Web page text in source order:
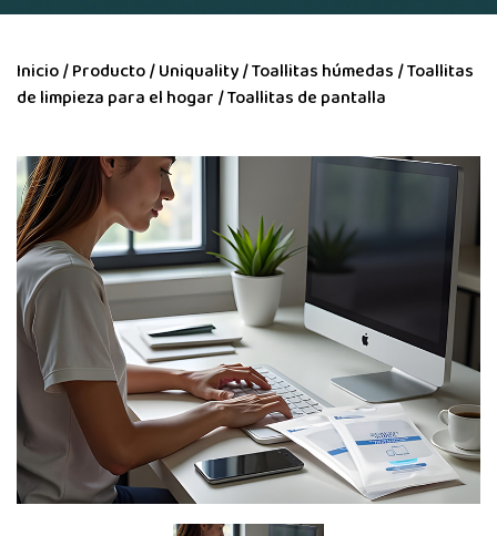
Inicio/Producto/Uniquality/Toallitas húmedas /Toallitas
de limpieza para el hogar /Toallitas de pantalla